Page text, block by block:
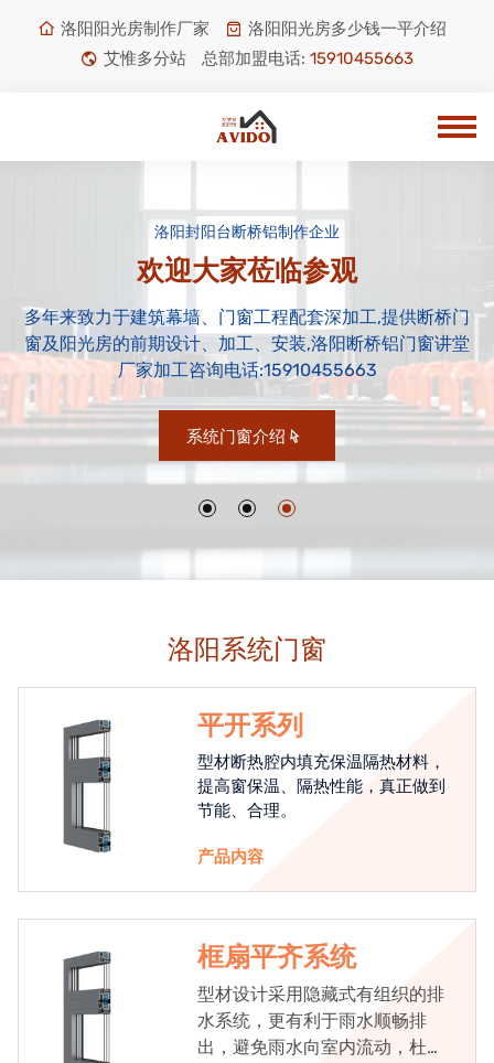
洛阳阳光房制作厂家
洛阳阳光房多少钱一平介绍
艾惟多分站
总部加盟电话: 15910455663
洛阳封阳台断桥铝制作企业
欢迎大家莅临参观
多年来致力于建筑幕墙、门窗工程配套深加工,提供断桥门
窗及阳光房的前期设计、加工、安装,洛阳断桥铝门窗讲堂
厂家加工咨询电话:15910455663
系统门窗介绍
洛阳系统门窗
平开系列
型材断热腔内填充保温隔热材料，
提高窗保温、隔热性能，真正做到
节能、合理。
产品内容
框扇平齐系统
型材设计采用隐藏式有组织的排
水系统，更有利于雨水顺畅排
出，避免雨水向室内流动，杜绝